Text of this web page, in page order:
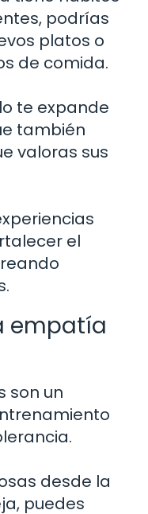
podrías
platos o
de comida.
te expande
también
valoras sus
el
empatía
son un
desde la
puedes